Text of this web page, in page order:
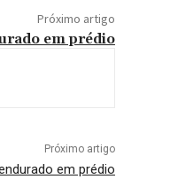
Próximo artigo
em prédio
Próximo artigo
em prédio